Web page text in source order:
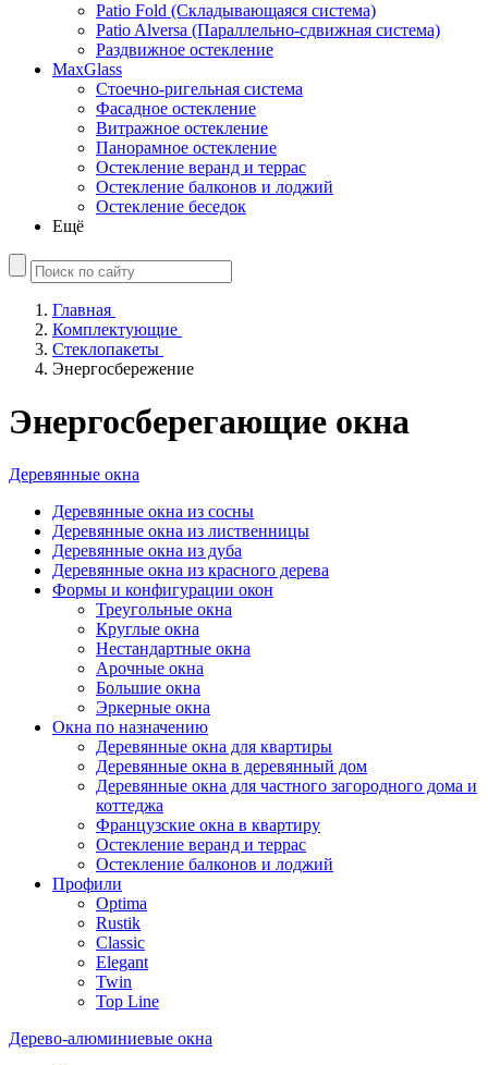
Patio Fold (Складывающаяся система)
Patio Alversa (Параллельно-сдвижная система)
Раздвижное остекление
MaxGlass
Стоечно-ригельная система
Фасадное остекление
Витражное остекление
Панорамное остекление
Остекление веранд и террас
Остекление балконов и лоджий
Остекление беседок
Ещё
Главная
Комплектующие
Стеклопакеты
Энергосбережение
Энергосберегающие окна
Деревянные окна
Деревянные окна из сосны
Деревянные окна из лиственницы
Деревянные окна из дуба
Деревянные окна из красного дерева
Формы и конфигурации окон
Треугольные окна
Круглые окна
Нестандартные окна
Арочные окна
Большие окна
Эркерные окна
Окна по назначению
Деревянные окна для квартиры
Деревянные окна в деревянный дом
Деревянные окна для частного загородного дома и
коттеджа
Французские окна в квартиру
Остекление веранд и террас
Остекление балконов и лоджий
Профили
Optima
Rustik
Classic
Elegant
Twin
Top Line
Дерево-алюминиевые окна